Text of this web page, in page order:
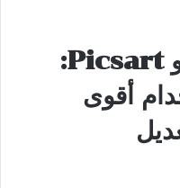
محرر الصور والفيديو Picsart:
أقوى